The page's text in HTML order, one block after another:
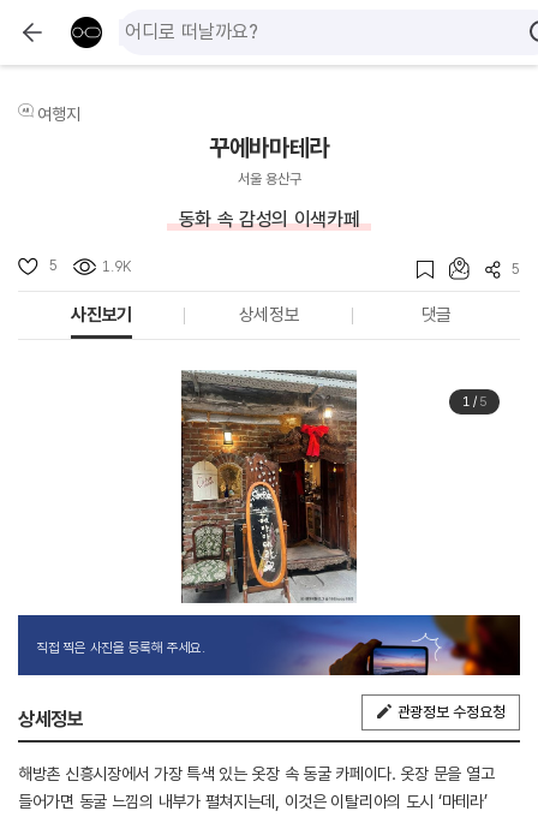
여행지
꾸에바마테라
서울 용산구
동화 속 감성의 이색카페
5 1.9K 5
사진보기 상세정보 댓글
1/ 5
직접 찍은 사진을 등록해 주세요.
상세정보 관광정보 수정요청
해방촌 신흥시장에서 가장 특색 있는 옷장 속 동굴 카페이다. 옷장 문을 열고
들어가면 동굴 느낌의 내부가 펼쳐지는데, 이것은 이탈리아의 도시 ‘마테라’